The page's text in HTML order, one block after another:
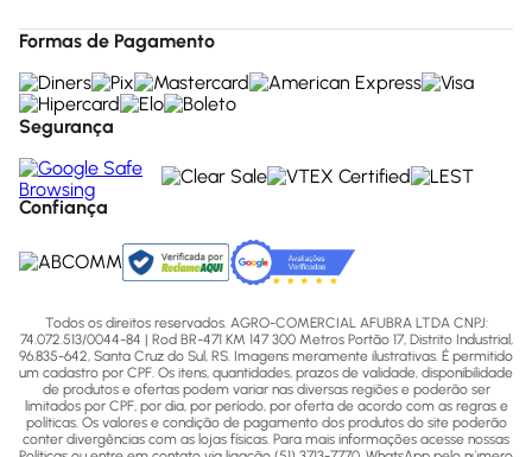
Formas de Pagamento
Segurança
Confiança
Todos os direitos reservados. AGRO-COMERCIAL AFUBRA LTDA CNPJ:
74.072.513/0044-84 | Rod BR-471 KM 147 300 Metros Portão 17, Distrito Industrial,
96.835-642, Santa Cruz do Sul, RS. Imagens meramente ilustrativas. É permitido
um cadastro por CPF. Os itens, quantidades, prazos de validade, disponibilidade
de produtos e ofertas podem variar nas diversas regiões e poderão ser
limitados por CPF, por dia, por período, por oferta de acordo com as regras e
políticas. Os valores e condição de pagamento dos produtos do site poderão
conter divergências com as lojas físicas. Para mais informações acesse nossas